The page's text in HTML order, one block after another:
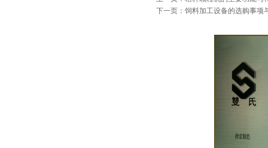
下一页：饲料加工设备的选购事项